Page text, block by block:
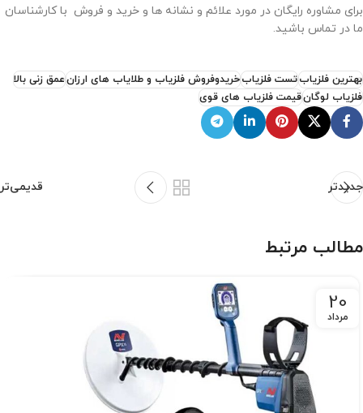
برای مشاوره رایگان در مورد علائم و نشانه ها و خرید و فروش با کارشناسان
ما در تماس باشید.
بهترین فلزیابتست فلزیابخریدوفروش فلزیاب و طلایاب های ارزانعمق زنی بالا
فلزیاب لوگانقیمت فلزیاب های قوی
جدیدتر قدیمی‌تر
مطالب مرتبط
20
مرداد